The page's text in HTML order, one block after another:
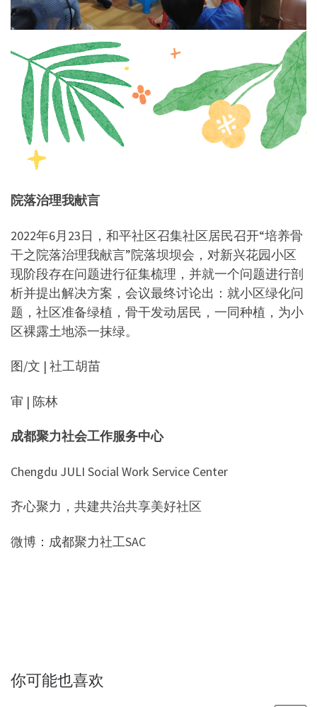
院落治理我献言
2022年6月23日，和平社区召集社区居民召开“培养骨
干之院落治理我献言”院落坝坝会，对新兴花园小区
现阶段存在问题进行征集梳理，并就一个问题进行剖
析并提出解决方案，会议最终讨论出：就小区绿化问
题，社区准备绿植，骨干发动居民，一同种植，为小
区裸露土地添一抹绿。
图/文 | 社工胡苗
审 | 陈林
成都聚力社会工作服务中心
Chengdu JULI Social Work Service Center
齐心聚力，共建共治共享美好社区
微博：成都聚力社工SAC
你可能也喜欢